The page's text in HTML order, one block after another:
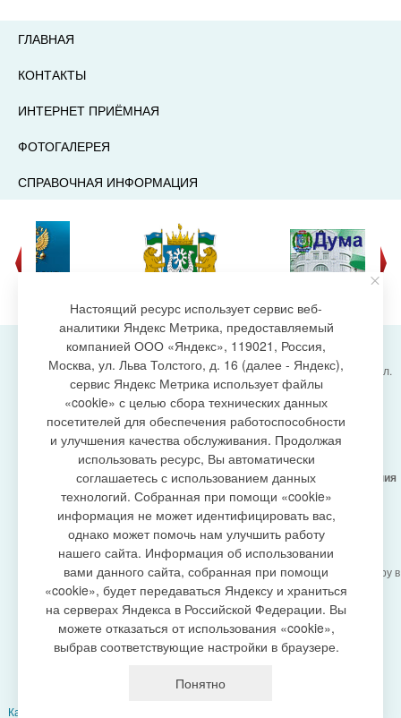
ГЛАВНАЯ
КОНТАКТЫ
ИНТЕРНЕТ ПРИЁМНАЯ
ФОТОГАЛЕРЕЯ
СПРАВОЧНАЯ ИНФОРМАЦИЯ
создание сайта
Администрация городского поселения Излучинск, ул.
Энергетиков, 6, пгт. Излучинск, Нижневартовский
район,
Ханты-Мансийский автономный округ-Югра
(Тюменская область), 628634
Сетевое изданиеhttps://www.gp-izluchinsk.ru
16+
Учредитель -Администрация городского поселения
Излучинск
Главный редактор - Бурич Денис Ярославович
Телефон/факс: (3466) 28-13-77 , e-mail:
admizl@rambler.ru
Сетевое изданиеhttps://www.gp-izluchinsk.ru
зарегистрировано Федеральной службой по надзору в
сфере связи,
информационных технологий и массовых
коммуникаций (Роскомнадзор), регистрационный
номер СМИ
ЭЛ № ФС77-87353 от 27.04.2024
персональных данных
Карта сайта
Настоящий ресурс использует сервис веб-
аналитики Яндекс Метрика, предоставляемый
компанией ООО «Яндекс», 119021, Россия,
Москва, ул. Льва Толстого, д. 16 (далее - Яндекс),
сервис Яндекс Метрика использует файлы
«cookie» с целью сбора технических данных
посетителей для обеспечения работоспособности
и улучшения качества обслуживания. Продолжая
использовать ресурс, Вы автоматически
соглашаетесь с использованием данных
технологий. Собранная при помощи «cookie»
информация не может идентифицировать вас,
однако может помочь нам улучшить работу
нашего сайта. Информация об использовании
вами данного сайта, собранная при помощи
«cookie», будет передаваться Яндексу и храниться
на серверах Яндекса в Российской Федерации. Вы
можете отказаться от использования «cookie»,
выбрав соответствующие настройки в браузере.
Понятно